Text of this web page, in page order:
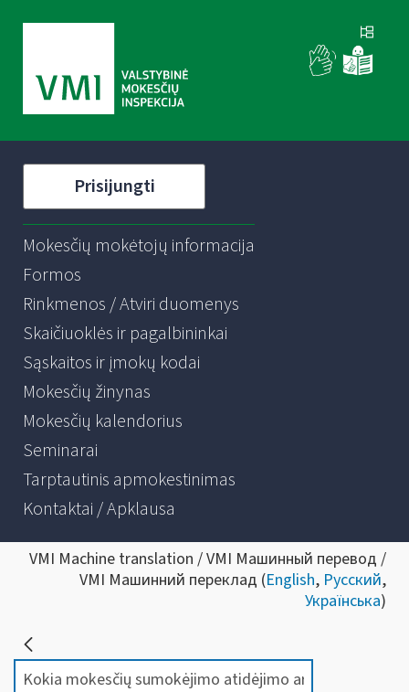
Prisijungti
Mokesčių mokėtojų informacija
Formos
Rinkmenos / Atviri duomenys
Skaičiuoklės ir pagalbininkai
Sąskaitos ir įmokų kodai
Mokesčių žinynas
Mokesčių kalendorius
Seminarai
Tarptautinis apmokestinimas
Kontaktai / Apklausa
VMI Machine translation / VMI Машинный перевод /
VMI Машинний переклад (English, Русский,
Українська)